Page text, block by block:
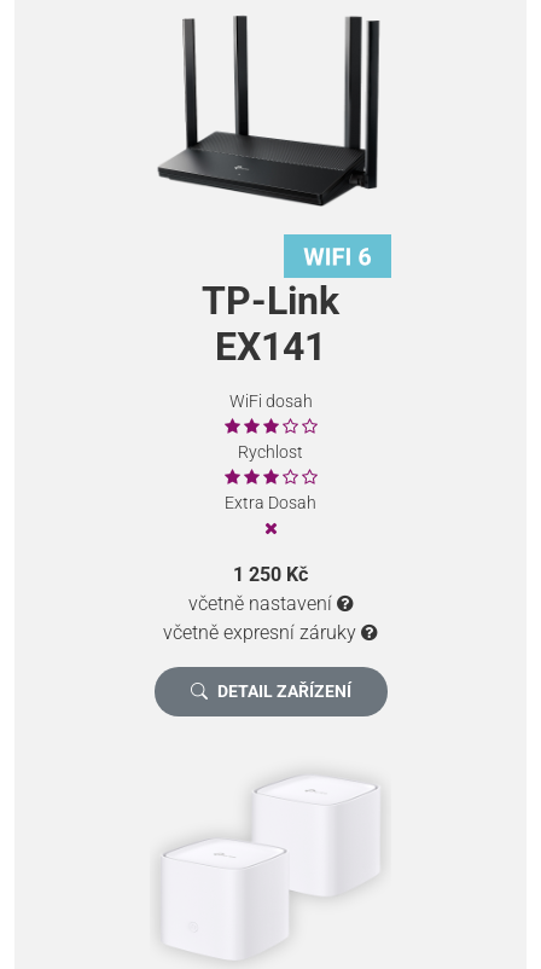
TP-Link
EX141
WiFi dosah
Rychlost
Extra Dosah
1 250 Kč
včetně nastavení
včetně expresní záruky
DETAIL ZAŘÍZENÍ